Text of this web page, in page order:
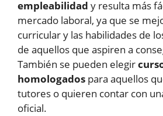
empleabilidad y resulta más
mercado laboral, ya que se
curricular y las habilidades de
de aquellos que aspiren a
También se pueden elegir
homologados para aquellos
tutores o quieren contar con
oficial.